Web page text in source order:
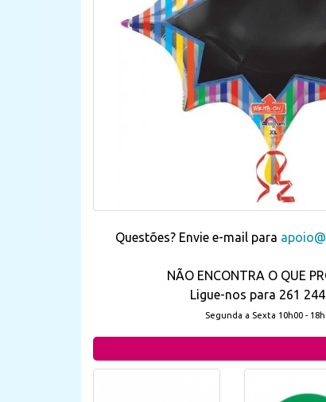
Questões? Envie e-mail para
NÃO ENCONTRA O QUE
Ligue-nos para 261
Segunda a Sexta 10h00 -